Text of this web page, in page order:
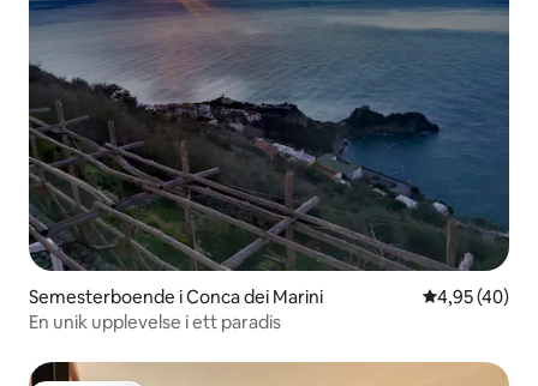
Semesterboende i Conca dei Marini 4,95 av 5 i
4,95 (40)
En unik upplevelse i ett paradis